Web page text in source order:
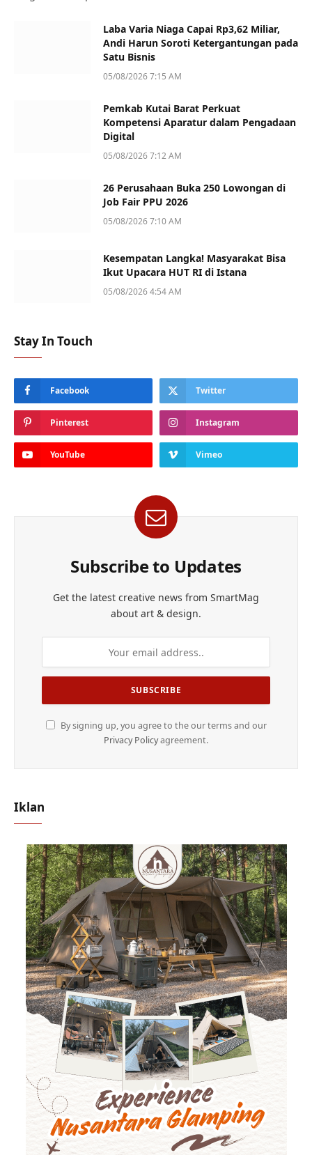
Laba Varia Niaga Capai Rp3,62 Miliar,
Andi Harun Soroti Ketergantungan pada
Satu Bisnis
05/08/2026 7:15 AM
Pemkab Kutai Barat Perkuat
Kompetensi Aparatur dalam Pengadaan
Digital
05/08/2026 7:12 AM
26 Perusahaan Buka 250 Lowongan di
Job Fair PPU 2026
05/08/2026 7:10 AM
Kesempatan Langka! Masyarakat Bisa
Ikut Upacara HUT RI di Istana
05/08/2026 4:54 AM
Stay In Touch
Facebook Twitter
Pinterest Instagram
YouTube Vimeo
Subscribe to Updates
Get the latest creative news from SmartMag
about art & design.
By signing up, you agree to the our terms and our
Privacy Policyagreement.
Iklan